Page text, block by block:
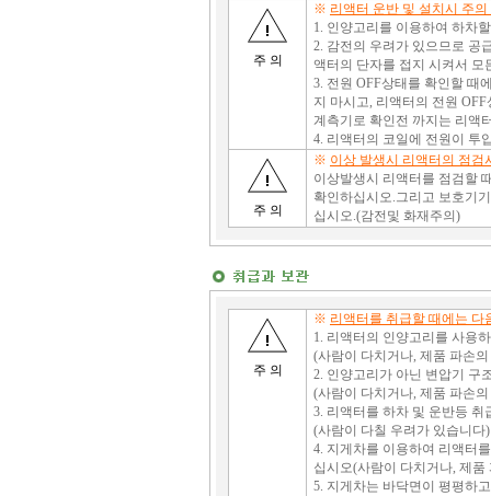
주 의
※ 리액터 운반 및 설치시 주의
1. 인양고리를 이용하여 하차
2. 감전의 우려가 있으므로 공
액터의 단자를 접지 시켜서 모
3. 전원 OFF상태를 확인할 때
지 마시고, 리액터의 전원
계측기로 확인전 까지는 리액
4. 리액터의 코일에 전원이 투
주 의
※ 이상 발생시 리액터의 점검
이상발생시 리액터를 점검할
확인하십시오.그리고 보호기
십시오.(감전및 화재주의)
주 의
※ 리액터를 취급할 때에는
1. 리액터의 인양고리를 사용
(사람이 다치거나, 제품 파손
2. 인양고리가 아닌 변압기 구
(사람이 다치거나, 제품 파손
3. 리액터를 하차 및 운반등
(사람이 다칠 우려가 있습니다)
4. 지게차를 이용하여 리액터
십시오(사람이 다치거나, 제
5. 지게차는 바닥면이 평평하